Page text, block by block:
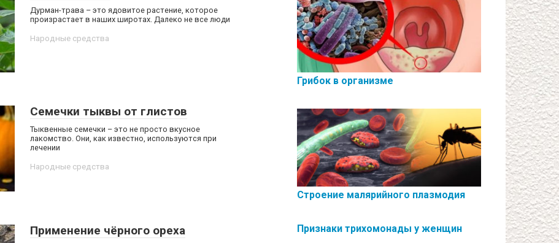
Дурман-трава – это ядовитое растение, которое
произрастает в наших широтах. Далеко не все люди
Народные средства
Семечки тыквы от глистов
Тыквенные семечки – это не просто вкусное
лакомство. Они, как известно, используются при
лечении
Народные средства
Применение чёрного ореха
Грибок в организме
Строение малярийного плазмодия
Признаки трихомонады у женщин